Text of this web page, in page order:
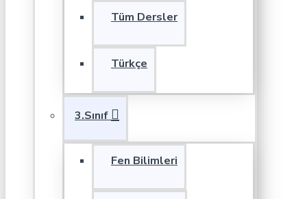
Tüm Dersler
Türkçe
3.Sınıf
Fen Bilimleri